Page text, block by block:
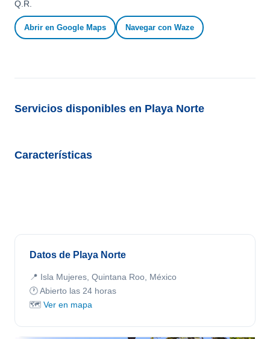
Q.R.
Abrir en Google Maps Navegar con Waze
Servicios disponibles en Playa Norte
Características
Datos de Playa Norte
📍 Isla Mujeres, Quintana Roo, México
🕐 Abierto las 24 horas
🗺️ Ver en mapa